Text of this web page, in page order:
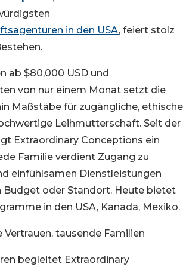
in den USA, feiert stolz
ab $80,000 USD und
von nur einem Monat setzt die
Maßstäbe für zugängliche, ethische
Leihmutterschaft. Seit der
Extraordinary Conceptions ein
Familie verdient Zugang zu
einfühlsamen Dienstleistungen
Budget oder Standort. Heute bietet
in den USA, Kanada, Mexiko.
Vertrauen, tausende Familien
begleitet Extraordinary